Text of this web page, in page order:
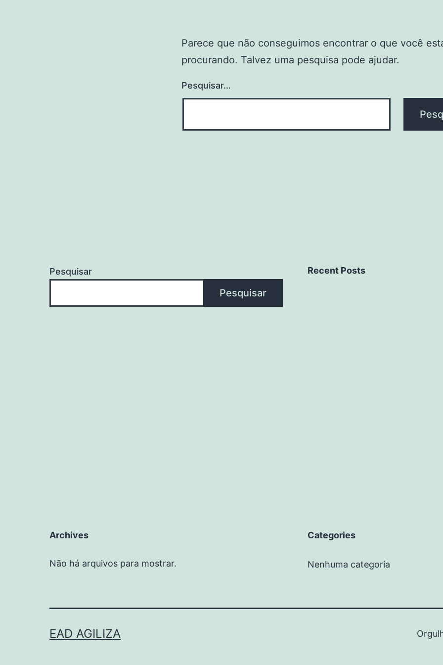
Parece que não conseguimos encontrar o que você
procurando. Talvez uma pesquisa pode ajudar.
Pesquisar…
Pesquisar
Pesquisar
Recent Posts
Archives
Não há arquivos para mostrar.
Categories
Nenhuma categoria
EAD AGILIZA